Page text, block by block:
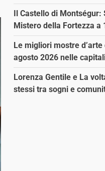
Il Castello di
Mistero della Fortezza a
Le migliori mostre
agosto 2026 nelle
Lorenza Gentile e La
stessi tra sogni e